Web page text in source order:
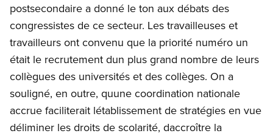
postsecondaire a donné le ton aux débats des
congressistes de ce secteur. Les travailleuses et
travailleurs ont convenu que la priorité numéro un
était le recrutement dun plus grand nombre de leurs
collègues des universités et des collèges. On a
souligné, en outre, quune coordination nationale
accrue faciliterait létablissement de stratégies en vue
déliminer les droits de scolarité, daccroître la